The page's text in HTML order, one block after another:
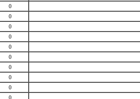
0
0
0
0
0
0
0
0
0
0